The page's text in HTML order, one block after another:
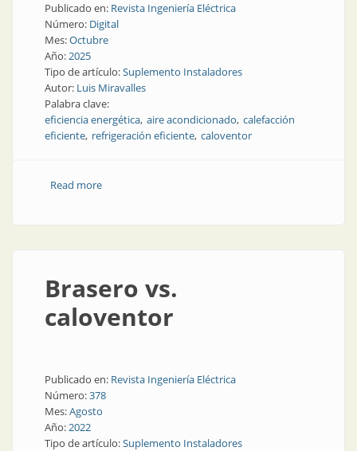
Publicado en: Revista Ingeniería Eléctrica
Número: Digital
Mes:Octubre
Año:2025
Tipo de artículo:Suplemento Instaladores
Autor: Luis Miravalles
Palabra clave:
eficiencia energética aire acondicionado calefacción
eficiente refrigeración eficiente caloventor
Read moreabout Rol del electricista instalador
Brasero vs.
caloventor
Publicado en: Revista Ingeniería Eléctrica
Número:378
Mes:Agosto
Año:2022
Tipo de artículo:Suplemento Instaladores